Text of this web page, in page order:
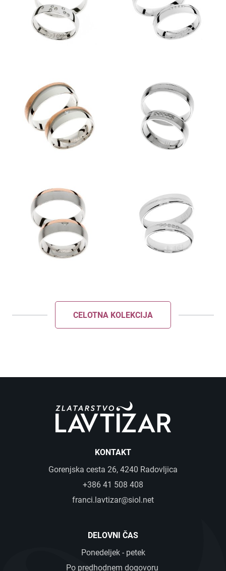
KOLEKCIJA ESENCA
Predstavitev
Kontakt
POŠLJI ZAPRI
CELOTNA KOLEKCIJA
KONTAKT
Gorenjska cesta 26, 4240 Radovljica
+386 41 508 408
franci.lavtizar@siol.net
DELOVNI ČAS
Ponedeljek - petek
Po predhodnem dogovoru